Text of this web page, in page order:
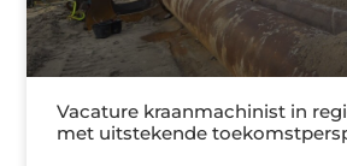
Vacature kraanmachinist in
met uitstekende